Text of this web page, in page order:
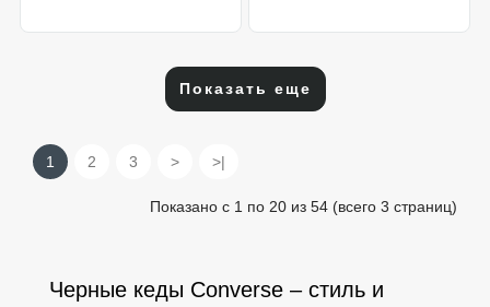
Показать еще
1 2 3 > >|
Показано с 1 по 20 из 54 (всего 3 страниц)
Черные кеды Converse – стиль и